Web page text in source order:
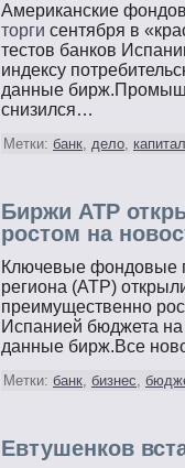
Американские
торги сентября в
тестов банков
индексу
данные
снизился…
Метки: банк, дело, капитал
Биржи АТР
ростом на
Ключевые фондовые
региона (АТР)
преимущественно
Испанией бюджета
данные бирж.Все
Метки: банк, бизнес,
Евтушенков